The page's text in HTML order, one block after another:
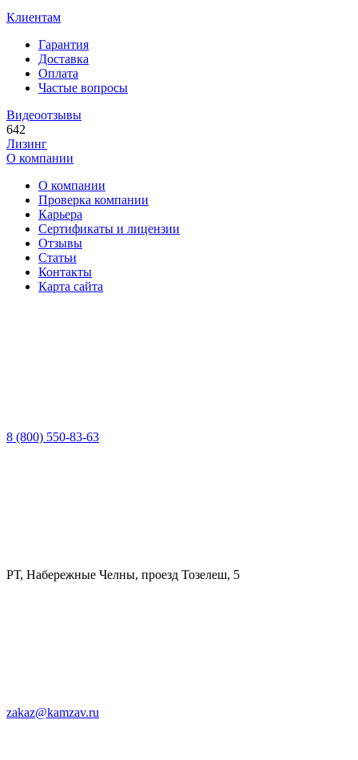
Клиентам
Гарантия
Доставка
Оплата
Частые вопросы
Видеоотзывы
642
Лизинг
О компании
О компании
Проверка компании
Карьера
Сертификаты и лицензии
Отзывы
Статьи
Контакты
Карта сайта
8 (800) 550-83-63
РТ, Набережные Челны, проезд Тозелеш, 5
zakaz@kamzav.ru